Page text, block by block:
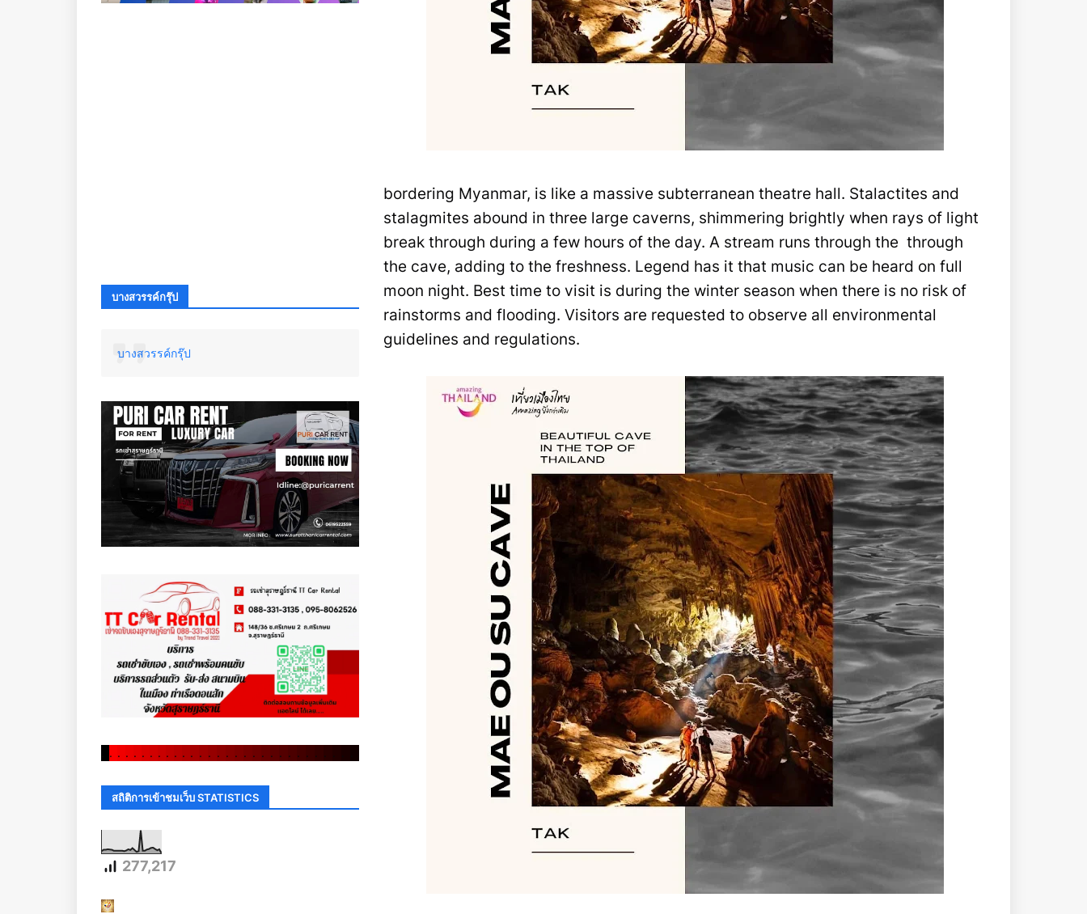
bordering Myanmar, is like a massive subterranean theatre hall. Stalactites and
stalagmites abound in three large caverns, shimmering brightly when rays of light
break through during a few hours of the day. A stream runs through the through
the cave, adding to the freshness. Legend has it that music can be heard on full
moon night. Best time to visit is during the winter season when there is no risk of
rainstorms and flooding. Visitors are requested to observe all environmental
guidelines and regulations.
บางสวรรค์กรุ๊ป
บางสวรรค์กรุ๊ป
. . . . . . . . . . . . . . . . . . . . . . . . . .
สถิติการเข้าชมเว็บ STATISTICS
277,217